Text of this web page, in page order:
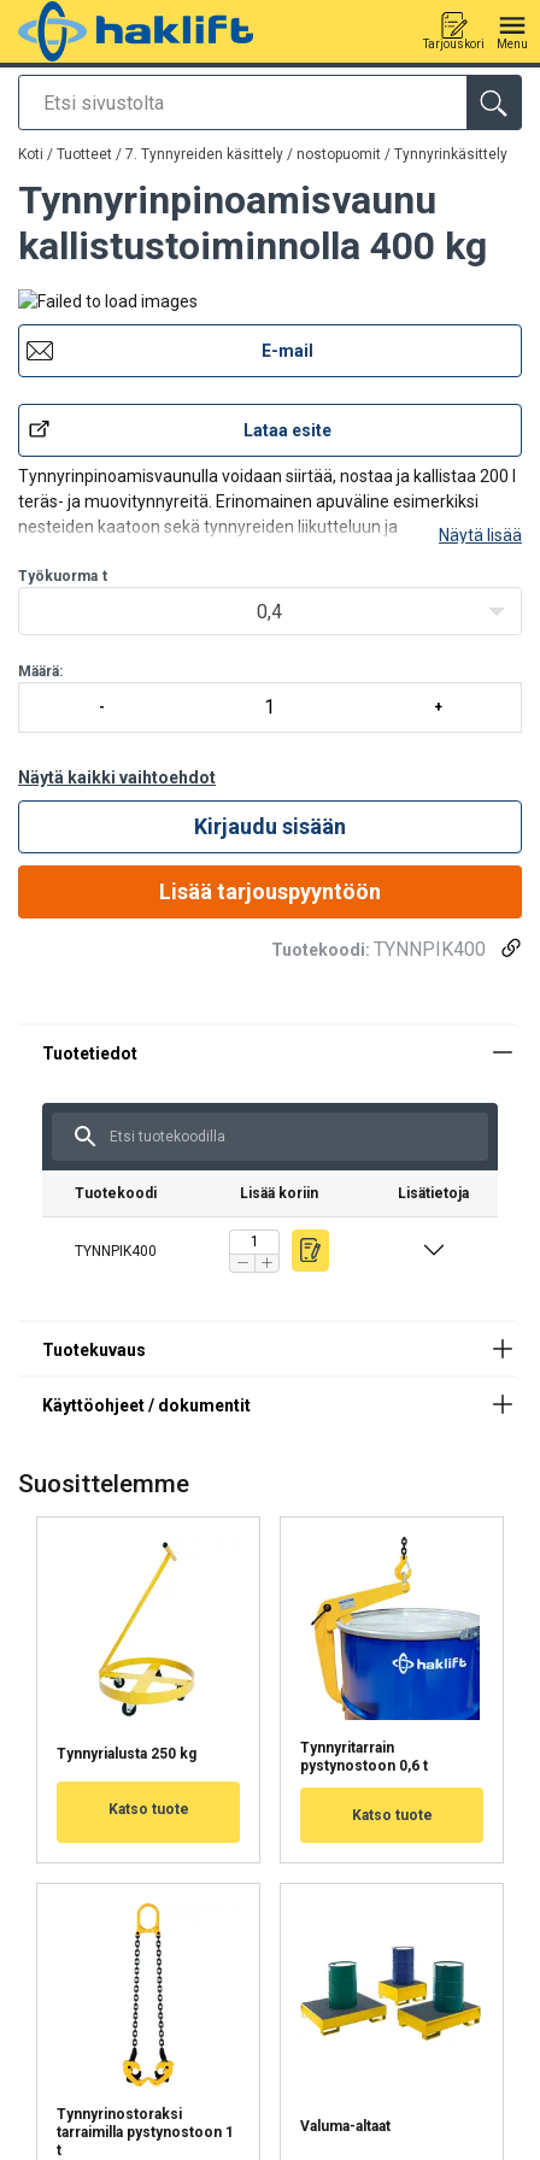
Etsi
Tarjouskori Menu
Tuote lisätty tarjouspyyntöön
Koti / Tuotteet / 7. Tynnyreiden käsittely / nostopuomit / Tynnyrinkäsittely
Tynnyrinpinoamisvaunu
kallistustoiminnolla 400 kg
E-mail
Lataa esite
Tynnyrinpinoamisvaunulla voidaan siirtää, nostaa ja kallistaa 200 l
teräs- ja muovitynnyreitä. Erinomainen apuväline esimerkiksi
nesteiden kaatoon sekä tynnyreiden liikutteluun ja
Tynnyri voidaan lukita joko pysty- tai vaa
Näytä lisää
Työkuorma t
0,4
Määrä:
Näytä kaikki vaihtoehdot
Kirjaudu sisään
Lisää tarjouspyyntöön
Tuotekoodi: TYNNPIK400
Tuotekoodi Lisää koriin Lisätietoja
TYNNPIK400
Käyttöohjeet
Haklift manual TYNNPIK400-20260225.pdf
Suosittelemme
Tynnyrialusta 250 kg
Katso tuote
Tynnyritarrain
pystynostoon 0,6 t
Katso tuote
Tynnyrinostoraksi
tarraimilla pystynostoon 1
t
Valuma-altaat